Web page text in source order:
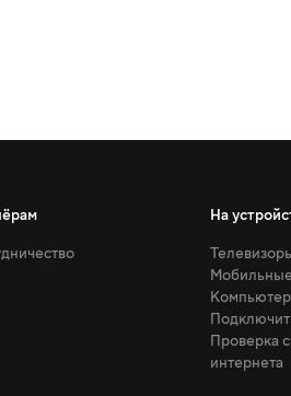
На
Мобильные
Компьютер
Проверка
интернета